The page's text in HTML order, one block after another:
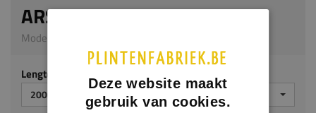
ARSTYL AD24
Model AP04 | 150 x 150 mm | PU
Lengte (mm)
2000
Deze website maakt
gebruik van cookies.